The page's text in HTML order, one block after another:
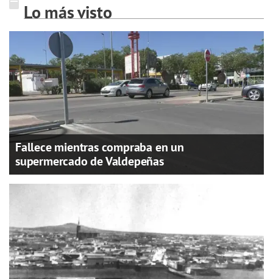
Lo más visto
Fallece mientras compraba en un
supermercado de Valdepeñas